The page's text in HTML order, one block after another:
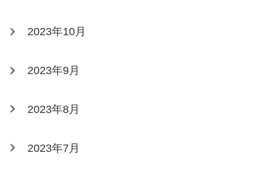
2023年10月
2023年9月
2023年8月
2023年7月